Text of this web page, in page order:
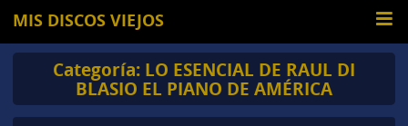
MIS DISCOS VIEJOS
Categoría: LO ESENCIAL DE RAUL DI
BLASIO EL PIANO DE AMÉRICA